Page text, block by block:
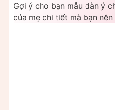
Gợi ý cho bạn mẫu dàn ý
của mẹ chi tiết mà bạn nên